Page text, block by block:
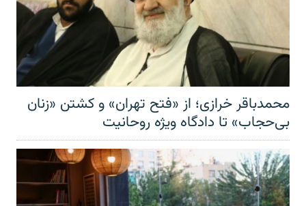
محمدباقر خرازی؛ از «فتح تهران» و کشتن «زنان
بی‌حجاب» تا دادگاه ویژه روحانیت